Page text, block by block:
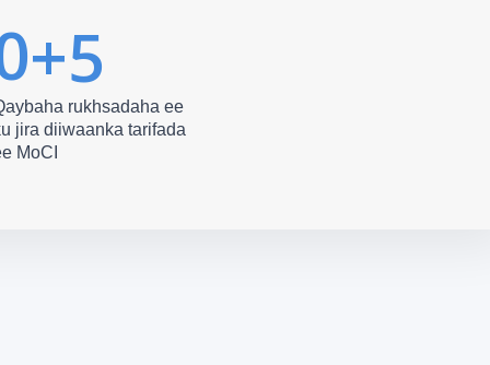
+5
rukhsadaha ee
jira diiwaanka tarifada
MoCI